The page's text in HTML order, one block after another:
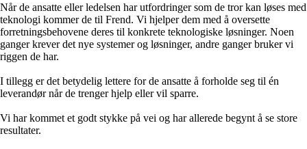
Når de ansatte eller ledelsen har utfordringer som de tror kan løses med
teknologi kommer de til Frend. Vi hjelper dem med å oversette
forretningsbehovene deres til konkrete teknologiske løsninger. Noen
ganger krever det nye systemer og løsninger, andre ganger bruker vi
riggen de har.
I tillegg er det betydelig lettere for de ansatte å forholde seg til én
leverandør når de trenger hjelp eller vil sparre.
Vi har kommet et godt stykke på vei og har allerede begynt å se store
resultater.